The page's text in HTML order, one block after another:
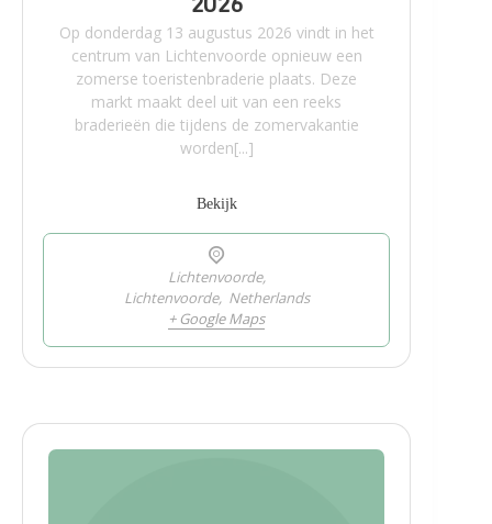
Op donderdag 13 augustus 2026 vindt in het
centrum van Lichtenvoorde opnieuw een
zomerse toeristenbraderie plaats. Deze
markt maakt deel uit van een reeks
braderieën die tijdens de zomervakantie
worden[...]
Bekijk
Lichtenvoorde,
Lichtenvoorde, Netherlands
+ Google Maps